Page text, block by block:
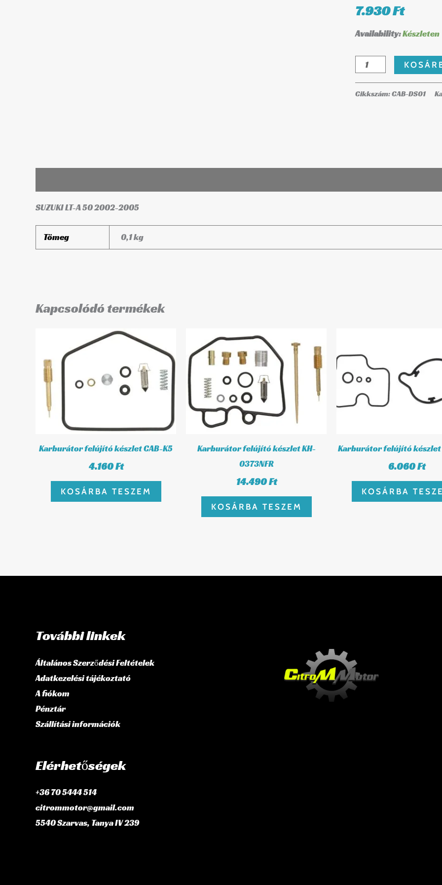
7.930Ft
Availability:Készleten
DS01
Cikkszám:CAB-DS01
SUZUKI LT-A 50 2002-2005
Tömeg 0,1 kg
Kapcsolódó termékek
Karburátor felújító készlet CAB-K5
4.160Ft
KOSÁRBA TESZEM
Karburátor felújító készlet KH-
0373NFR
14.490Ft
KOSÁRBA TESZEM
Karburátor felújító készlet
6.060Ft
KOSÁRBA
További linkek
Általános Szerződési Feltételek
Adatkezelési tájékoztató
A fiókom
Pénztár
Szállítási információk
Elérhetőségek
+36 70 5444 514
citrommotor@gmail.com
5540 Szarvas, Tanya IV 239